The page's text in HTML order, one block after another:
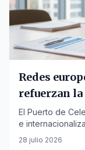
Redes
refuerzan
compañías
El Puerto de
e
comunidad.
28 julio 2026